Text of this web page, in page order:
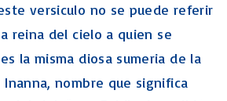
versiculo no se puede referir
reina del cielo a quien se
la misma diosa sumeria de la
nombre que significa